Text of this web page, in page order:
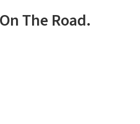
The Road.